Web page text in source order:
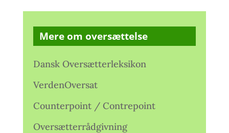
Mere om oversættelse
Dansk Oversætterleksikon
VerdenOversat
Counterpoint / Contrepoint
Oversætterrådgivning